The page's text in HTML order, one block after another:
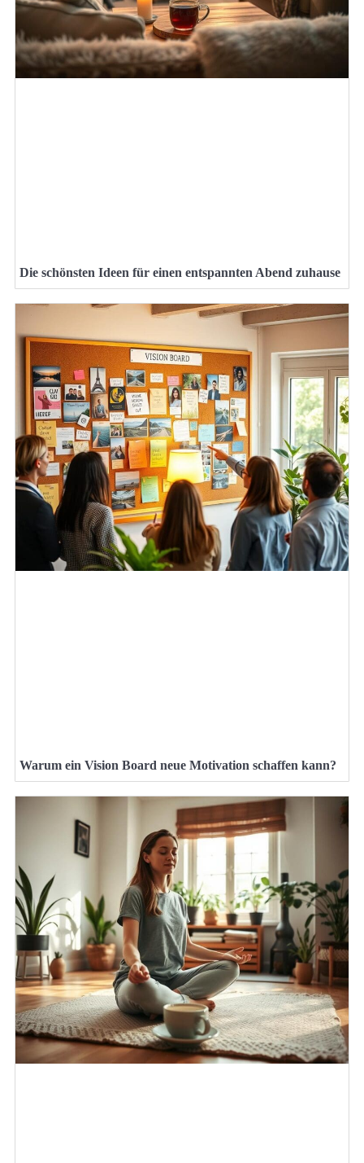
Die schönsten Ideen für einen entspannten Abend zuhause
Warum ein Vision Board neue Motivation schaffen kann?